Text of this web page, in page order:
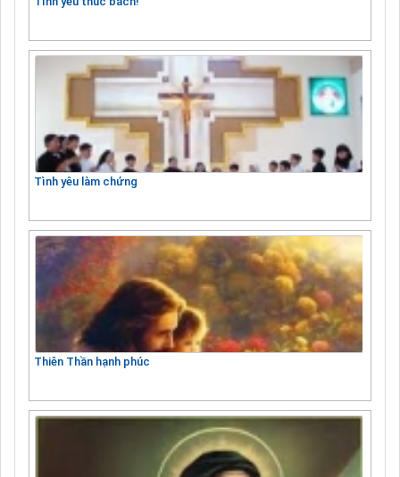
Tình yêu làm chứng
Thiên Thần hạnh phúc